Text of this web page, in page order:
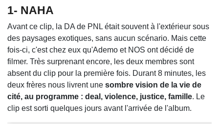
1- NAHA
Avant ce clip, la DA de PNL était souvent à l'extérieur sous
des paysages exotiques, sans aucun scénario. Mais cette
fois-ci, c'est chez eux qu'Ademo et NOS ont décidé de
filmer. Très surprenant encore, les deux membres sont
absent du clip pour la première fois. Durant 8 minutes, les
deux frères nous livrent une sombre vision de la vie de
cité, au programme : deal, violence, justice, famille. Le
clip est sorti quelques jours avant l'arrivée de l'album.